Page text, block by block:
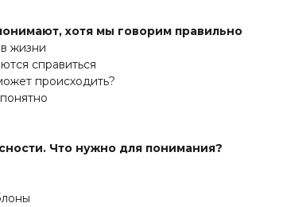
хотя мы говорим правильно
жизни
справиться
происходить?
Что нужно для понимания?